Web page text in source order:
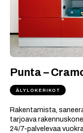
Punta –
ÄLYLOKERIKOT
Rakentamista,
tarjoava
24/7-palvelevaa